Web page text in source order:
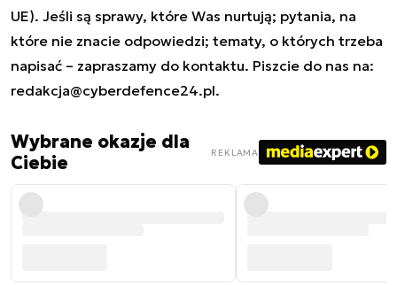
UE). Jeśli są sprawy, które Was nurtują; pytania, na
które nie znacie odpowiedzi; tematy, o których trzeba
napisać – zapraszamy do kontaktu. Piszcie do nas na:
redakcja@cyberdefence24.pl.
Wybrane okazje dla
Ciebie
REKLAMA